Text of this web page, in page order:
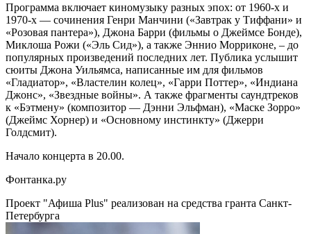
Программа включает киномузыку разных эпох: от 1960-х и
1970-х — сочинения Генри Манчини («Завтрак у Тиффани» и
«Розовая пантера»), Джона Барри (фильмы о Джеймсе Бонде),
Миклоша Рожи («Эль Сид»), а также Эннио Морриконе, – до
популярных произведений последних лет. Публика услышит
сюиты Джона Уильямса, написанные им для фильмов
«Гладиатор», «Властелин колец», «Гарри Поттер», «Индиана
Джонс», «Звездные войны». А также фрагменты саундтреков
к «Бэтмену» (композитор — Дэнни Эльфман), «Маске Зорро»
(Джеймс Хорнер) и «Основному инстинкту» (Джерри
Голдсмит).
Начало концерта в 20.00.
Фонтанка.ру
Проект "Афиша Plus" реализован на средства гранта Санкт-
Петербурга